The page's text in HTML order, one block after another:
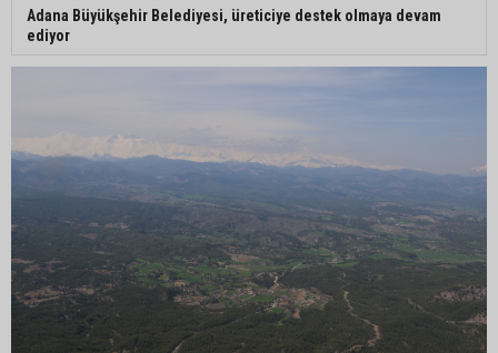
Adana Büyükşehir Belediyesi, üreticiye destek olmaya devam
ediyor